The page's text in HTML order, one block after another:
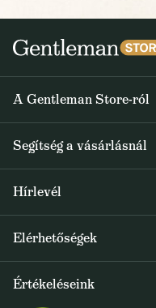
A Gentleman Store-ról
Rólunk
Journal
Segítség a vásárlásnál
Általános Szerződési Feltételek
Hírlevél
a speciális kínálatokról
Elérhetőségek
Értékeléseink